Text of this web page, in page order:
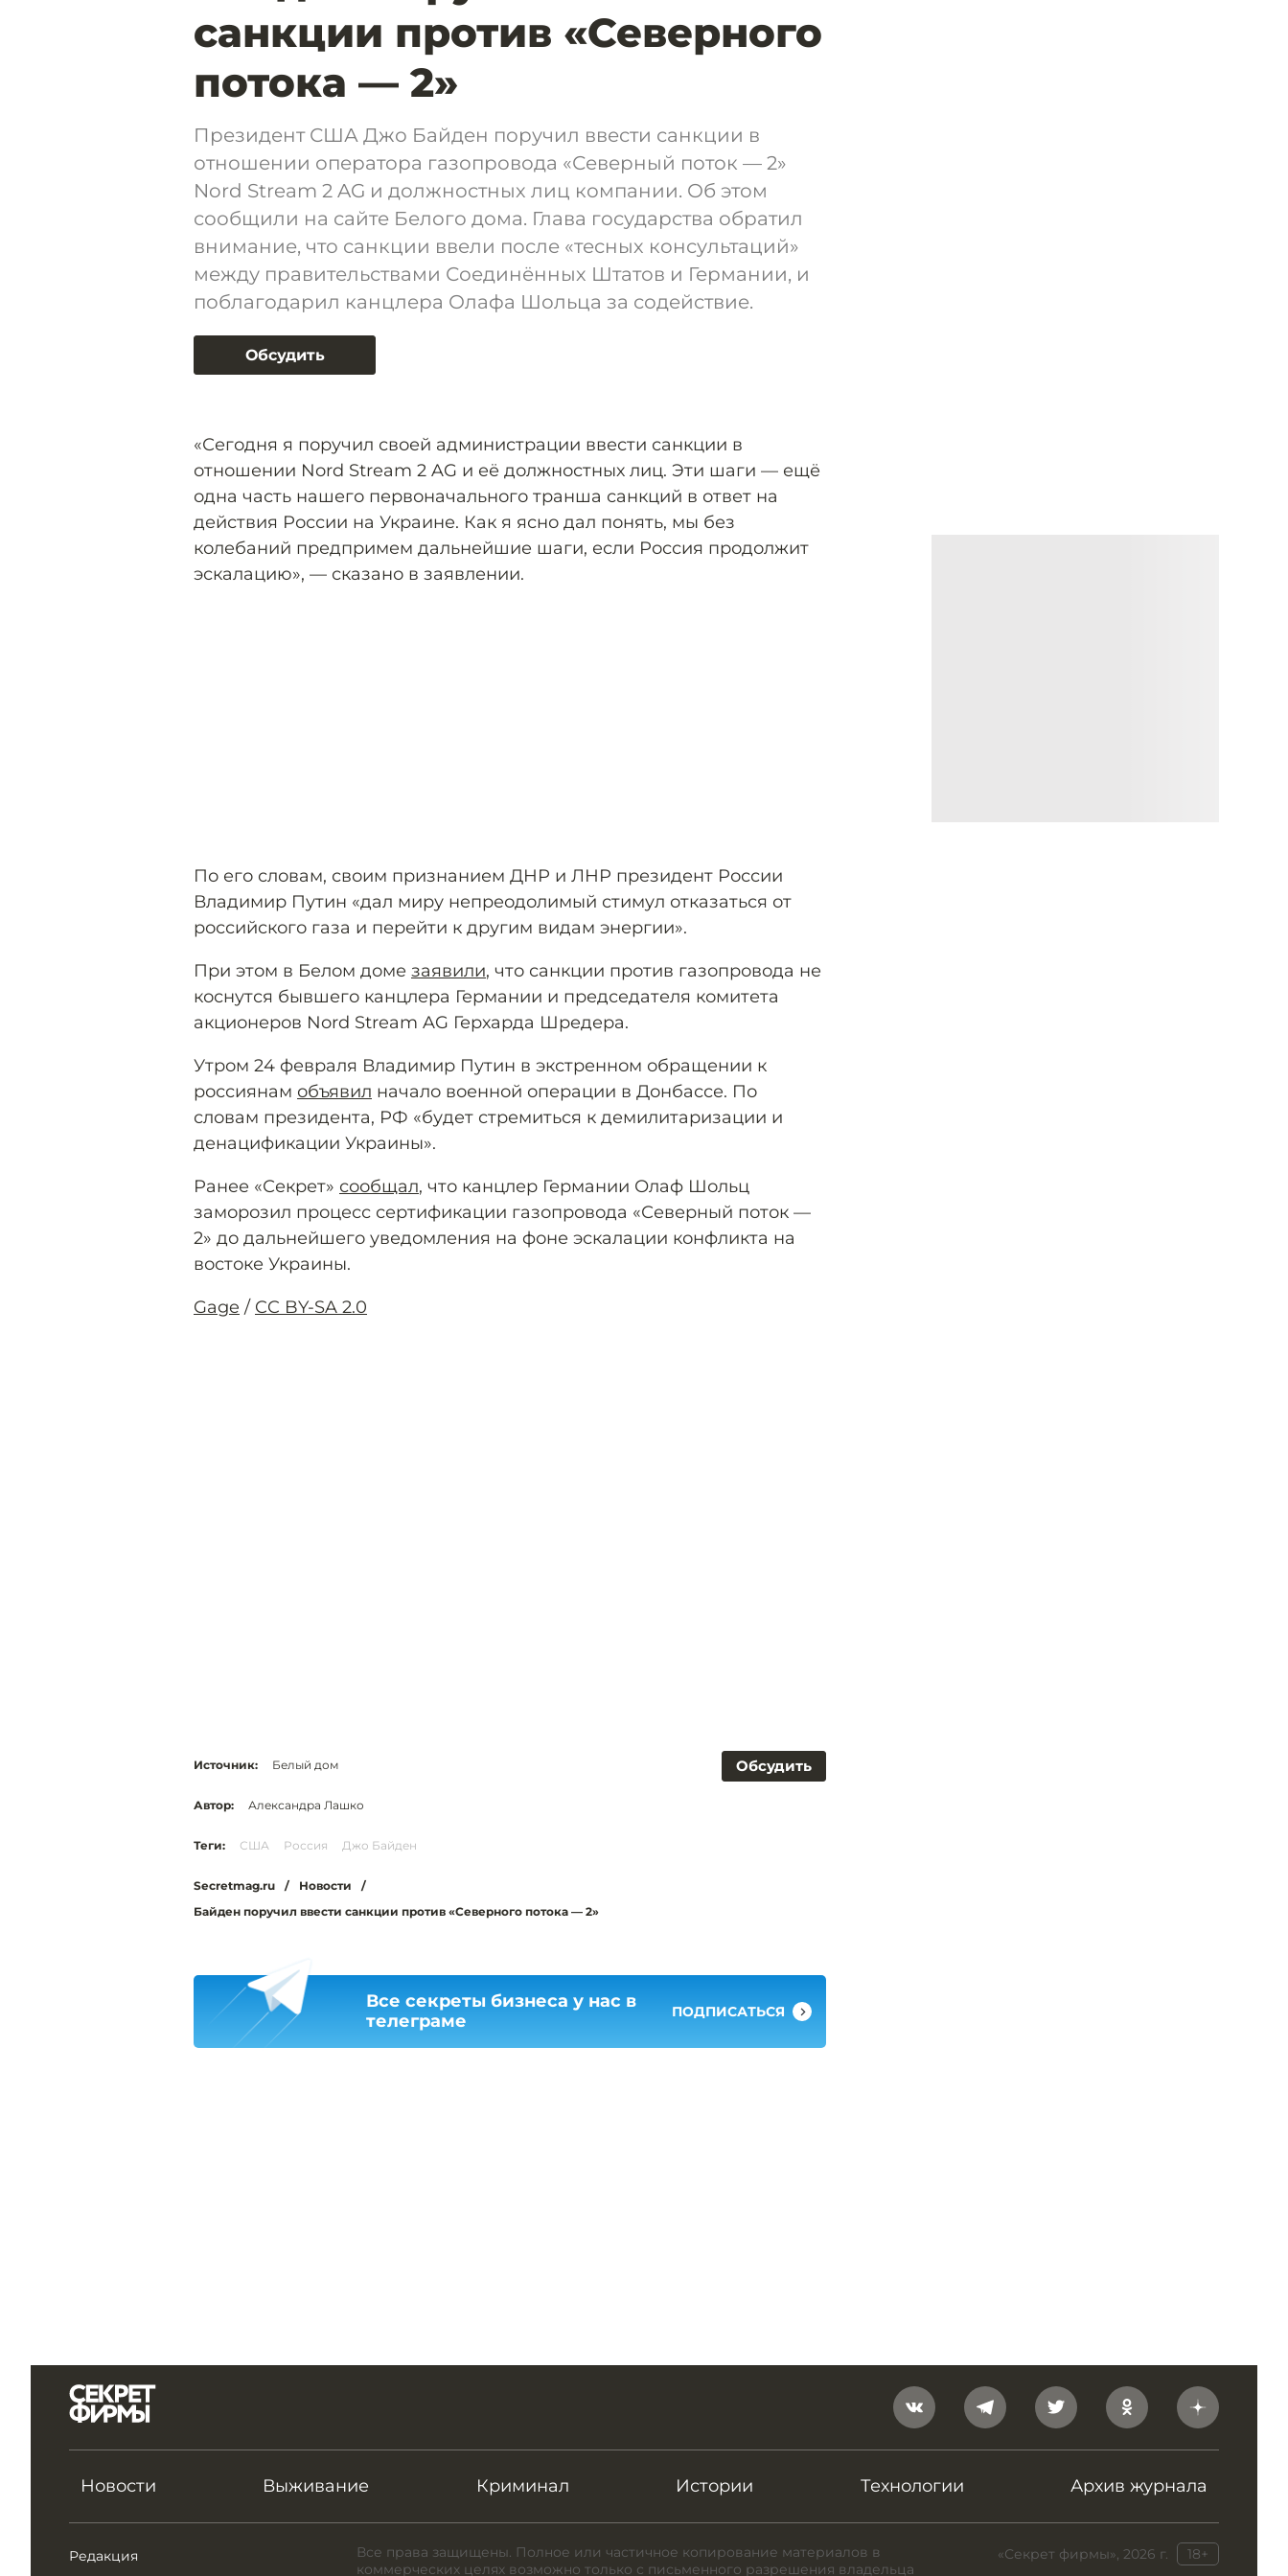
санкции против «Северного
потока — 2»
Президент США Джо Байден поручил ввести санкции в
отношении оператора газопровода «Северный поток — 2»
Nord Stream 2 AG и должностных лиц компании. Об этом
сообщили на сайте Белого дома. Глава государства обратил
внимание, что санкции ввели после «тесных консультаций»
между правительствами Соединённых Штатов и Германии, и
поблагодарил канцлера Олафа Шольца за содействие.
Обсудить
«Сегодня я поручил своей администрации ввести санкции в
отношении Nord Stream 2 AG и её должностных лиц. Эти шаги — ещё
одна часть нашего первоначального транша санкций в ответ на
действия России на Украине. Как я ясно дал понять, мы без
колебаний предпримем дальнейшие шаги, если Россия продолжит
эскалацию», — сказано в заявлении.
По его словам, своим признанием ДНР и ЛНР президент России
Владимир Путин «дал миру непреодолимый стимул отказаться от
российского газа и перейти к другим видам энергии».
При этом в Белом доме заявили, что санкции против газопровода не
коснутся бывшего канцлера Германии и председателя комитета
акционеров Nord Stream AG Герхарда Шредера.
Утром 24 февраля Владимир Путин в экстренном обращении к
россиянам объявил начало военной операции в Донбассе. По
словам президента, РФ «будет стремиться к демилитаризации и
денацификации Украины».
Ранее «Секрет» сообщал, что канцлер Германии Олаф Шольц
заморозил процесс сертификации газопровода «Северный поток —
2» до дальнейшего уведомления на фоне эскалации конфликта на
востоке Украины.
Gage / CC BY-SA 2.0
Обсудить
Источник: Белый дом
Автор: Александра Лашко
Теги: США Россия Джо Байден
Secretmag.ru / Новости
/
Байден поручил ввести санкции против «Северного потока — 2»
Все секреты бизнеса у нас в
телеграме
ПОДПИСАТЬСЯ
Новости Выживание Криминал Истории Технологии Архив журнала
Редакция «Секрет фирмы», 2026 г.
18+
Все права защищены. Полное или частичное копирование материалов в
коммерческих целях возможно только с письменного разрешения владельца